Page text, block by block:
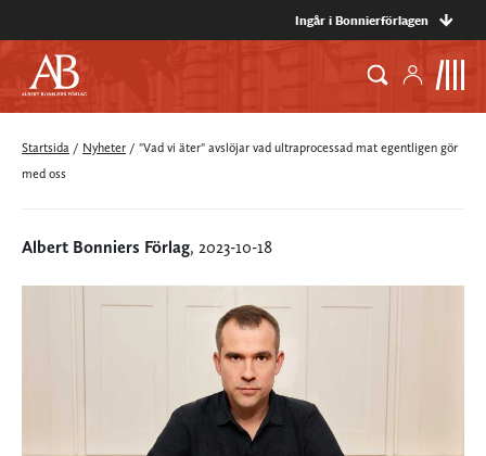
Ingår i Bonnierförlagen
Startsida / Nyheter / "Vad vi äter" avslöjar vad ultraprocessad mat egentligen gör
med oss
Albert Bonniers Förlag, 2023-10-18